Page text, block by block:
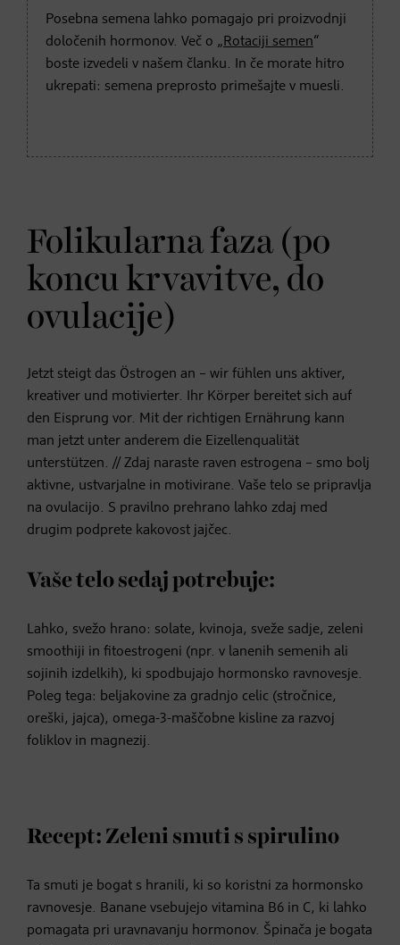
Posebna semena lahko pomagajo pri proizvodnji
določenih hormonov. Več o „Rotaciji semen“
boste izvedeli v našem članku. In če morate hitro
ukrepati: semena preprosto primešajte v muesli.
Folikularna faza (po
koncu krvavitve, do
ovulacije)
Jetzt steigt das Östrogen an – wir fühlen uns aktiver,
kreativer und motivierter. Ihr Körper bereitet sich auf
den Eisprung vor. Mit der richtigen Ernährung kann
man jetzt unter anderem die Eizellenqualität
unterstützen. // Zdaj naraste raven estrogena – smo bolj
aktivne, ustvarjalne in motivirane. Vaše telo se pripravlja
na ovulacijo. S pravilno prehrano lahko zdaj med
drugim podprete kakovost jajčec.
Vaše telo sedaj potrebuje:
Lahko, svežo hrano: solate, kvinoja, sveže sadje, zeleni
smoothiji in fitoestrogeni (npr. v lanenih semenih ali
sojinih izdelkih), ki spodbujajo hormonsko ravnovesje.
Poleg tega: beljakovine za gradnjo celic (stročnice,
oreški, jajca), omega-3-maščobne kisline za razvoj
foliklov in magnezij.
Recept: Zeleni smuti s spirulino
Ta smuti je bogat s hranili, ki so koristni za hormonsko
ravnovesje. Banane vsebujejo vitamina B6 in C, ki lahko
pomagata pri uravnavanju hormonov. Špinača je bogata